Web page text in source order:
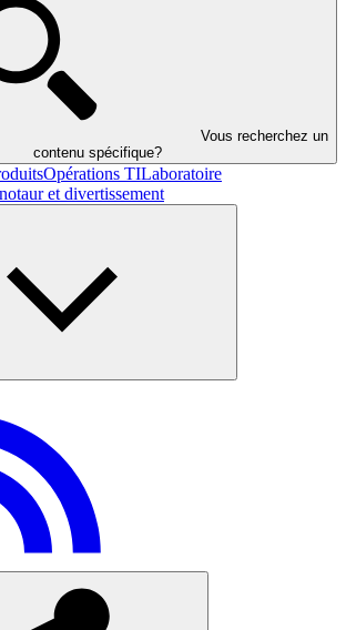
Vous recherchez un
contenu spécifique?
Opérations TILaboratoire
et divertissement